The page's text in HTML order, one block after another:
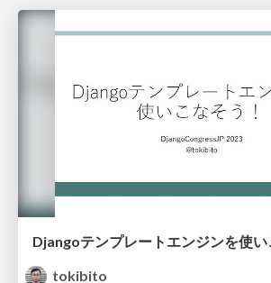
Djangoテンプレートエンジンを使い
tokibito